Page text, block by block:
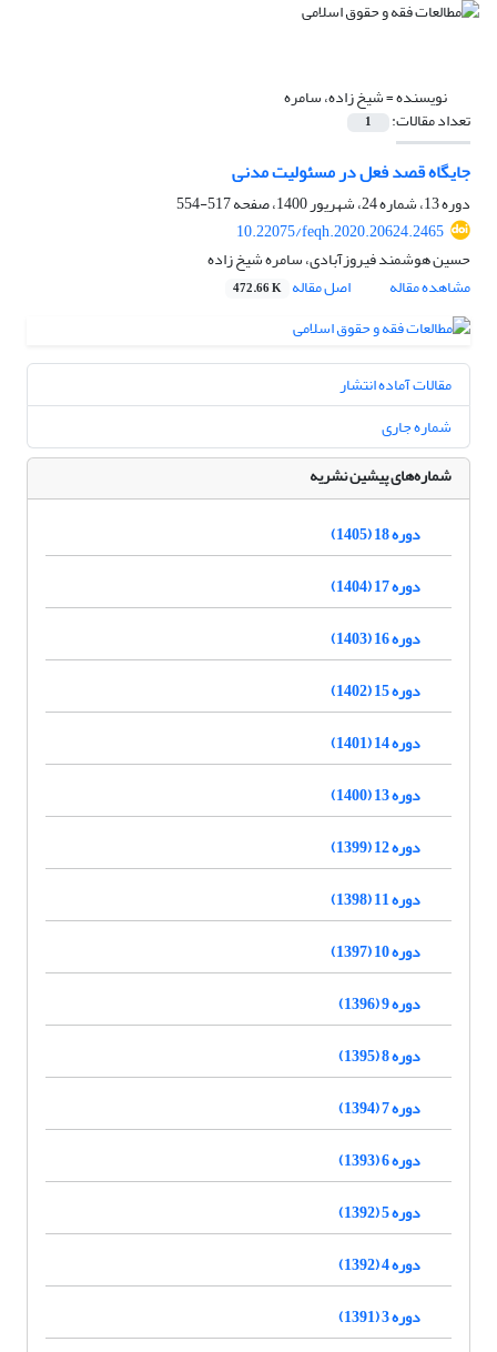
نویسنده =شیخ زاده، سامره
تعداد مقالات: 1
جایگاه قصد فعل در مسئولیت مدنی
دوره 13، شماره 24، شهریور 1400، صفحه
517-554
10.22075/feqh.2020.20624.2465
حسین هوشمند فیروزآبادی، سامره شیخ زاده
مشاهده مقاله
اصل مقاله 472.66 K
مقالات آماده انتشار
شماره جاری
شماره‌های پیشین نشریه
دوره 18 (1405)
دوره 17 (1404)
دوره 16 (1403)
دوره 15 (1402)
دوره 14 (1401)
دوره 13 (1400)
دوره 12 (1399)
دوره 11 (1398)
دوره 10 (1397)
دوره 9 (1396)
دوره 8 (1395)
دوره 7 (1394)
دوره 6 (1393)
دوره 5 (1392)
دوره 4 (1392)
دوره 3 (1391)